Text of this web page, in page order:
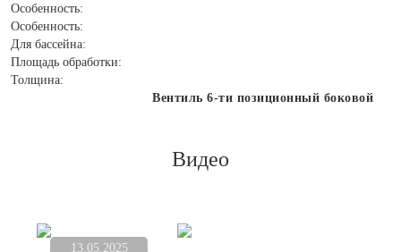
Особенность:
Особенность:
Для бассейна:
Площадь обработки:
Толщина:
Вентиль 6-ти позиционный боковой
Видео
13.05.2025